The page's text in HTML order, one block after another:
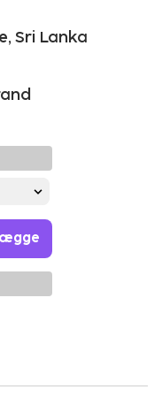
Sri Lanka